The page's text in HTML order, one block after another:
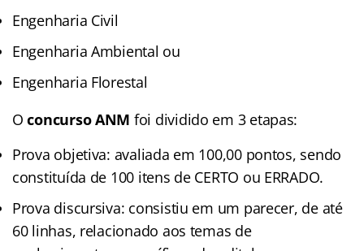
Engenharia Civil
Engenharia Ambiental ou
Engenharia Florestal
Oconcurso ANM foi dividido em 3 etapas:
Prova objetiva: avaliada em 100,00 pontos, sendo
constituída de 100 itens de CERTO ou ERRADO.
Prova discursiva: consistiu em um parecer, de até
60 linhas, relacionado aos temas de